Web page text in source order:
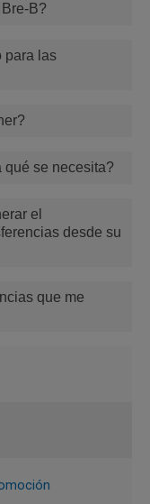
B?
para las
qué se necesita?
el
desde su
que me